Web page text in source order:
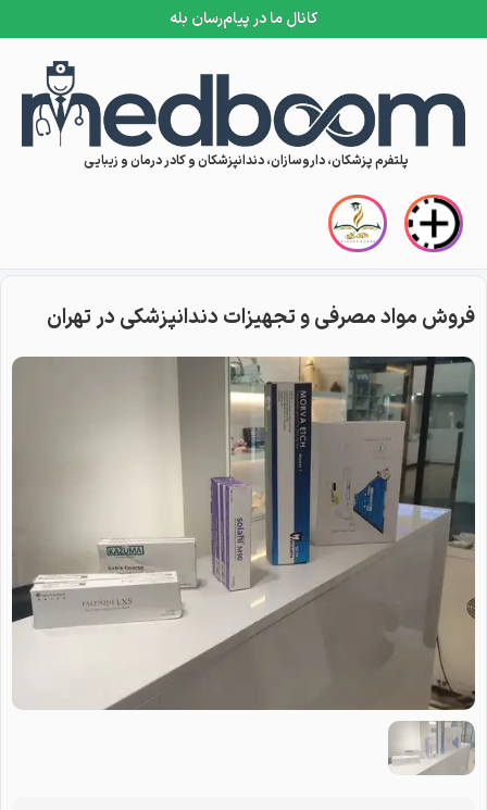
کانال ما در پیام‌رسان بله
Skip to content
پلتفرم پزشکان، داروسازان، دندانپزشکان و کادر درمان و زیبایی
فروش مواد مصرفی و تجهیزات دندانپزشکی در تهران